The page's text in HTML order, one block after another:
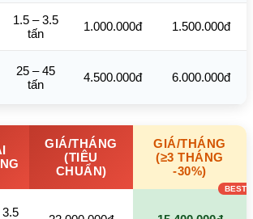
1.5 – 3.5
tấn
1.000.000đ 1.500.000đ
25 – 45
tấn
4.500.000đ 6.000.000đ
GIÁ/THÁNG
(TIÊU
CHUẨN)
GIÁ/THÁNG
(≥3 THÁNG
-30%)
3.5